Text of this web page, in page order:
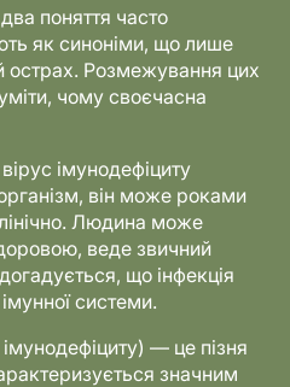
поняття часто
як синоніми, що лише
острах. Розмежування цих
чому своєчасна
імунодефіциту
він може роками
Людина може
веде звичний
що інфекція
системи.
— це пізня
значним